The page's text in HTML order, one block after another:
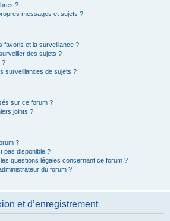
?
messages et sujets ?
favoris et la surveillance ?
des sujets ?
?
surveillances de sujets ?
sur ce forum ?
joints ?
?
pas disponible ?
questions légales concernant ce forum ?
du forum ?
et d’enregistrement